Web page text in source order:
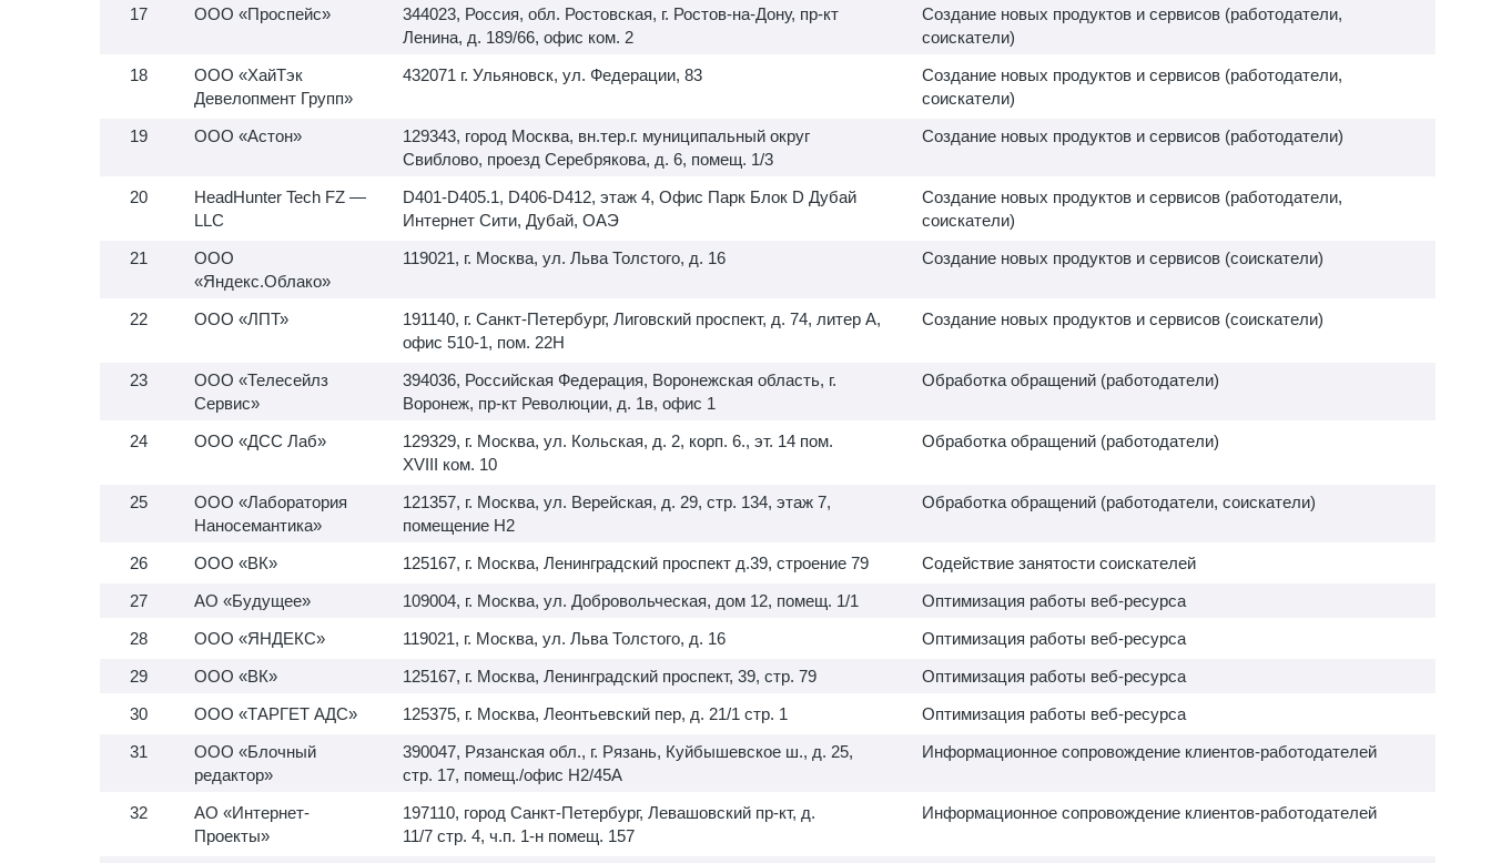
ООО «Проспейс»
344023, Россия, обл. Ростовская, г. Ростов-на-Дону, пр-кт
Ленина, д. 189/66, офис ком. 2
Создание новых продуктов и сервисов (работодатели,
соискатели)
ООО «ХайТэк
Девелопмент Групп»
432071 г. Ульяновск, ул. Федерации, 83
Создание новых продуктов и сервисов (работодатели,
соискатели)
ООО «Астон»
129343, город Москва, вн.тер.г. муниципальный округ
Свиблово, проезд Серебрякова, д. 6, помещ. 1/3
Создание новых продуктов и сервисов (работодатели)
HeadHunter Tech FZ —
LLC
D401-D405.1, D406-D412, этаж 4, Офис Парк Блок D Дубай
Интернет Сити, Дубай, ОАЭ
Создание новых продуктов и сервисов (работодатели,
соискатели)
ООО
«Яндекс.Облако»
119021, г. Москва, ул. Льва Толстого, д. 16 Создание новых продуктов и сервисов (соискатели)
ООО «ЛПТ»
191140, г. Санкт-Петербург, Лиговский проспект, д. 74, литер А,
офис 510-1, пом. 22Н
Создание новых продуктов и сервисов (соискатели)
ООО «Телесейлз
Сервис»
394036, Российская Федерация, Воронежская область, г.
Воронеж, пр-кт Революции, д. 1в, офис 1
Обработка обращений (работодатели)
ООО «ДСС Лаб»
129329, г. Москва, ул. Кольская, д. 2, корп. 6., эт. 14 пом.
XVIII ком. 10
Обработка обращений (работодатели)
ООО «Лаборатория
Наносемантика»
121357, г. Москва, ул. Верейская, д. 29, стр. 134, этаж 7,
помещение H2
Обработка обращений (работодатели, соискатели)
ООО «ВК» 125167, г. Москва, Ленинградский проспект д.39, строение 79
Содействие занятости соискателей
АО «Будущее»
109004, г. Москва, ул. Добровольческая, дом 12, помещ. 1/1
Оптимизация работы веб-ресурса
ООО «ЯНДЕКС»
119021, г. Москва, ул. Льва Толстого, д. 16
Оптимизация работы веб-ресурса
ООО «ВК»
125167, г. Москва, Ленинградский проспект, 39, стр. 79
Оптимизация работы веб-ресурса
ООО «ТАРГЕТ АДС»
125375, г. Москва, Леонтьевский пер, д. 21/1 стр. 1
Оптимизация работы веб-ресурса
ООО «Блочный
редактор»
390047, Рязанская обл., г. Рязань, Куйбышевское ш., д. 25,
стр. 17, помещ./офис H2/45A
Информационное сопровождение клиентов-работодателей
АО «Интернет-
Проекты»
197110, город Санкт-Петербург, Левашовский пр-кт, д.
11/7 стр. 4, ч.п. 1-н помещ. 157
Информационное сопровождение клиентов-работодателей